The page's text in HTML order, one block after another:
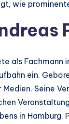
wie
als Fachmann
ein.
Seine
in